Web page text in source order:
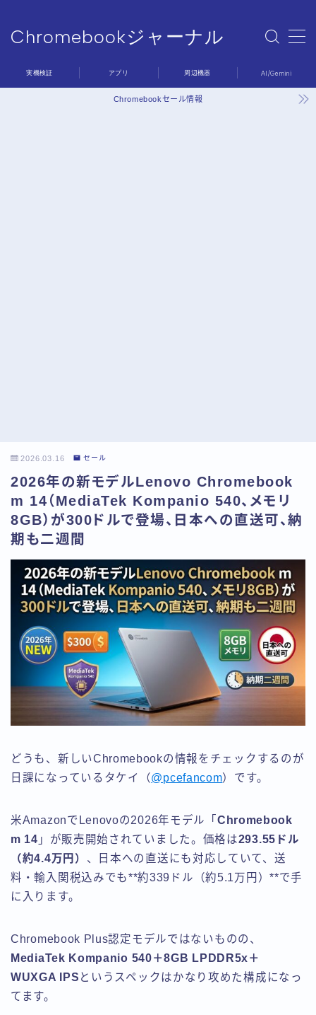
Chromebookジャーナル
Chromebookジャーナル
Sample Page
デモプリセット記事 #6
実機検証 アプリ 周辺機器 AI/Gemini
Chromebookセール情報
2026.03.16 セール
2026年の新モデルLenovo Chromebook
m 14（MediaTek Kompanio 540、メモリ
8GB）が300ドルで登場、日本への直送可、納
期も二週間
どうも、新しいChromebookの情報をチェックするのが
日課になっているタケイ（@pcefancom）です。
米AmazonでLenovoの2026年モデル「 Chromebook
m 14 」が販売開始されていました。価格は293.55ドル
（約4.4万円） 、日本への直送にも対応していて、送
料・輸入関税込みでも**約339ドル（約5.1万円）**で手
に入ります。
Chromebook Plus認定モデルではないものの、
MediaTek Kompanio 540＋8GB LPDDR5x＋
WUXGA IPS というスペックはかなり攻めた構成になっ
てます。